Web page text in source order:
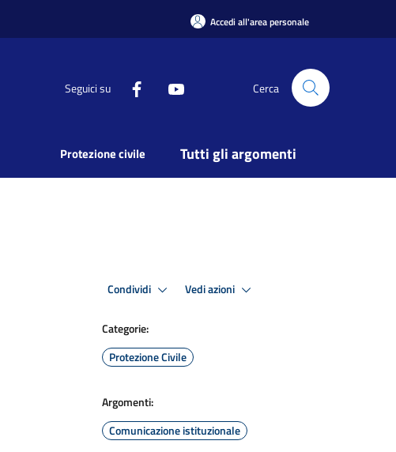
Accedi all'area personale
Seguici su Cerca
Protezione civile Tutti gli argomenti
Condividi Vedi azioni
Categorie:
Protezione Civile
Argomenti:
Comunicazione istituzionale